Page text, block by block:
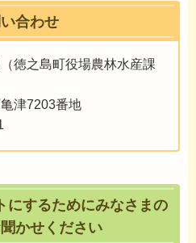
合わせ
徳之島町役場農林水産課
津7203番地
にするためにみなさまの
かせください